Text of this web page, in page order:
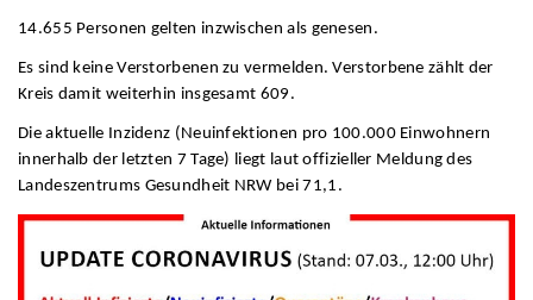
14.655 Personen gelten inzwischen als genesen.
Es sind keine Verstorbenen zu vermelden. Verstorbene zählt der
Kreis damit weiterhin insgesamt 609.
Die aktuelle Inzidenz (Neuinfektionen pro 100.000 Einwohnern
innerhalb der letzten 7 Tage) liegt laut offizieller Meldung des
Landeszentrums Gesundheit NRW bei 71,1.